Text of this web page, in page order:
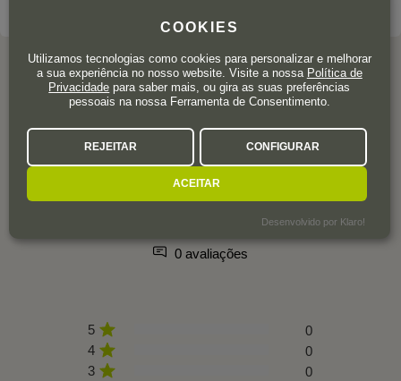
AVALIAÇÕES DOS
UTILIZADORES
0 avaliações
5
0
4
0
3
0
COOKIES
Utilizamos tecnologias como cookies para personalizar e melhorar
a sua experiência no nosso website. Visite a nossa Política de
Privacidade para saber mais, ou gira as suas preferências
pessoais na nossa Ferramenta de Consentimento.
REJEITAR CONFIGURAR
ACEITAR
Desenvolvido por Klaro!